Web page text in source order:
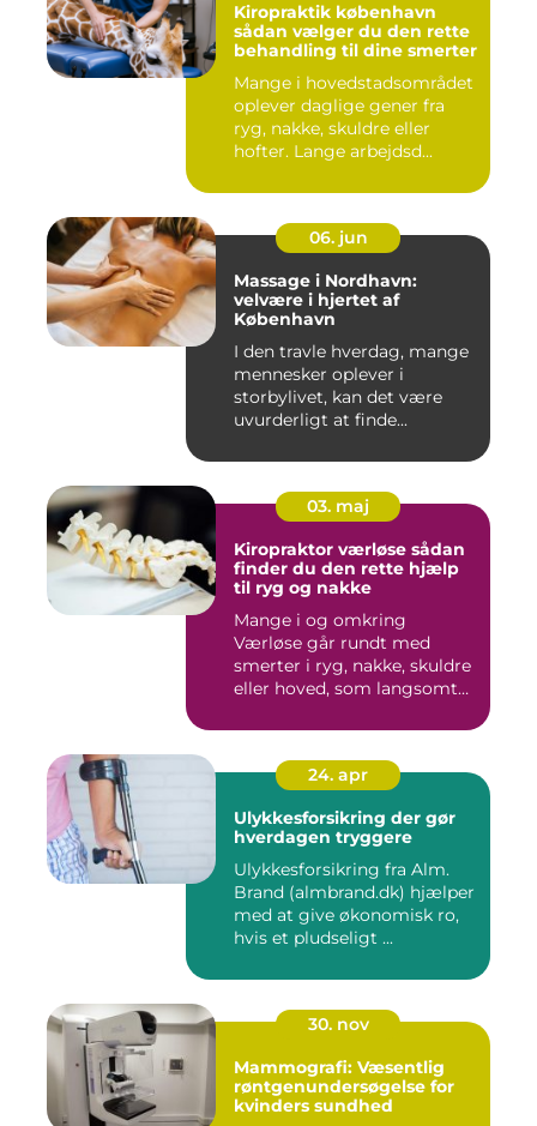
Kiropraktik københavn
sådan vælger du den rette
behandling til dine smerter
Mange i hovedstadsområdet
oplever daglige gener fra
ryg, nakke, skuldre eller
hofter. Lange arbejdsd...
06. jun
Massage i Nordhavn:
velvære i hjertet af
København
I den travle hverdag, mange
mennesker oplever i
storbylivet, kan det være
uvurderligt at finde...
03. maj
Kiropraktor værløse sådan
finder du den rette hjælp
til ryg og nakke
Mange i og omkring
Værløse går rundt med
smerter i ryg, nakke, skuldre
eller hoved, som langsomt
24. apr
Ulykkesforsikring der gør
hverdagen tryggere
Ulykkesforsikring fra Alm.
Brand (almbrand.dk) hjælper
med at give økonomisk ro,
hvis et pludseligt ...
30. nov
Mammografi: Væsentlig
røntgenundersøgelse for
kvinders sundhed